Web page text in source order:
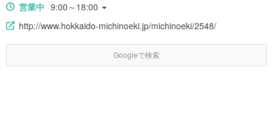
営業中 9:00～18:00
http://www.hokkaido-michinoeki.jp/michinoeki/2548/
Googleで検索